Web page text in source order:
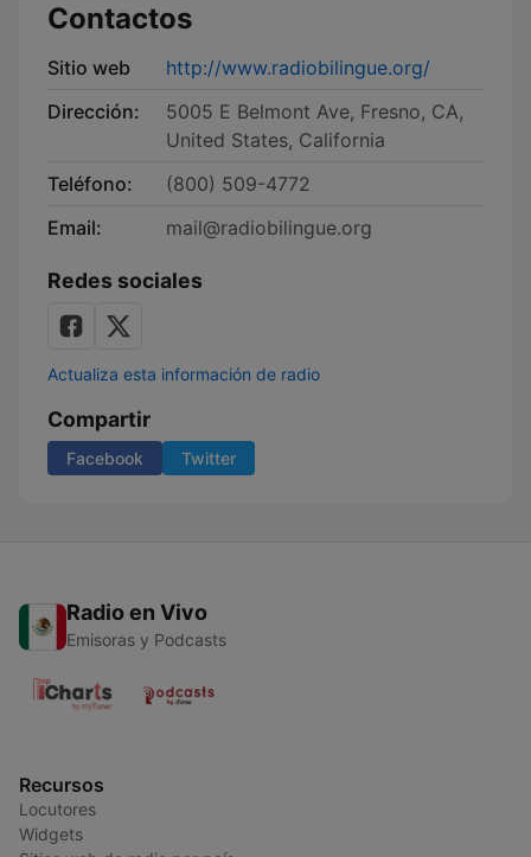
Contactos
Sitio web
http://www.radiobilingue.org/
Dirección:
5005 E Belmont Ave, Fresno, CA,
United States, California
Teléfono:
(800) 509-4772
Email:
mail@radiobilingue.org
Redes sociales
Actualiza esta información de radio
Compartir
Facebook Twitter
Radio en Vivo
Emisoras y Podcasts
Recursos
Locutores
Widgets